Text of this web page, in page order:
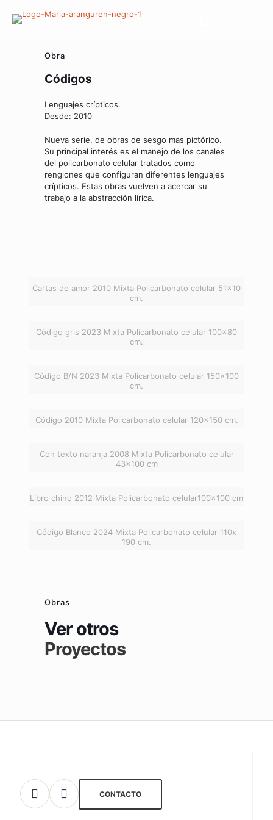
Obra
Códigos
Lenguajes crípticos.
Desde: 2010
Nueva serie, de obras de sesgo mas pictórico.
Su principal interés es el manejo de los canales
del policarbonato celular tratados como
renglones que configuran diferentes lenguajes
crípticos. Estas obras vuelven a acercar su
trabajo a la abstracción lírica.
Cartas de amor 2010 Mixta Policarbonato celular 51×10
cm.
Código gris 2023 Mixta Policarbonato celular 100×80
cm.
Código B/N 2023 Mixta Policarbonato celular 150×100
cm.
Código 2010 Mixta Policarbonato celular 120×150 cm.
Con texto naranja 2008 Mixta Policarbonato celular
43×100 cm
Libro chino 2012 Mixta Policarbonato celular100x100 cm
Código Blanco 2024 Mixta Policarbonato celular 110x
190 cm.
Obras
Ver otros
Proyectos
CONTACTO